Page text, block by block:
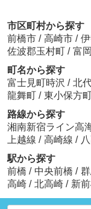
市区町村から探す
前橋市 / 高崎市 /
佐波郡玉村町 / 富
町名から探す
富士見町時沢 / 北
龍舞町 / 東小保方
路線から探す
湘南新宿ライン高
上越線 / 高崎線 /
駅から探す
前橋 / 中央前橋 /
高崎 / 北高崎 / 新